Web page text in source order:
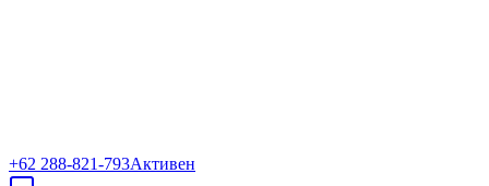
+62 288-821-793Активен